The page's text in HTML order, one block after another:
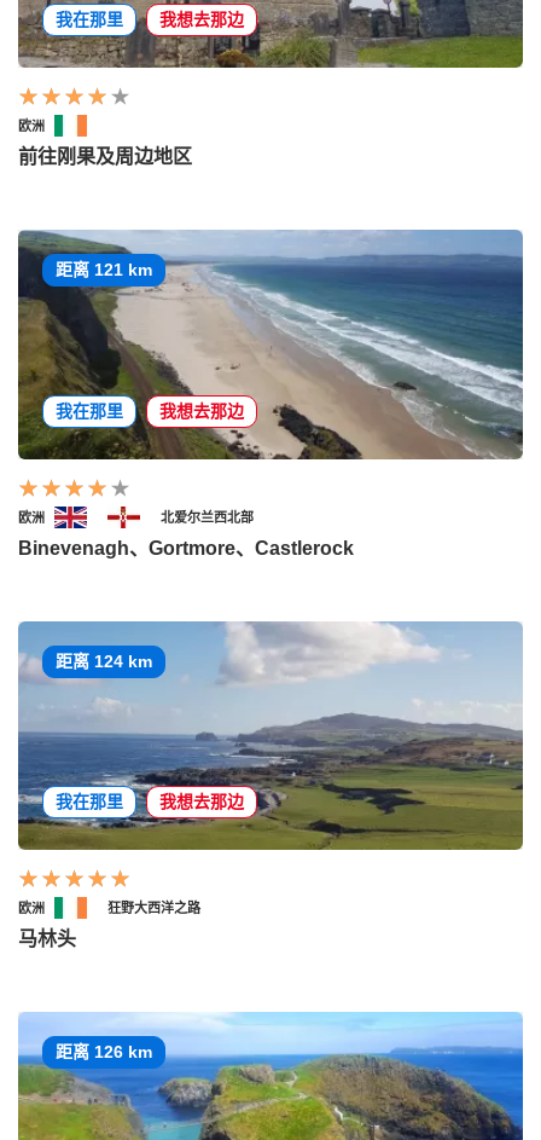
我在那里 我想去那边
欧洲
前往刚果及周边地区
距离 121 km
我在那里 我想去那边
欧洲 北爱尔兰西北部
Binevenagh、Gortmore、Castlerock
距离 124 km
我在那里 我想去那边
欧洲 狂野大西洋之路
马林头
距离 126 km